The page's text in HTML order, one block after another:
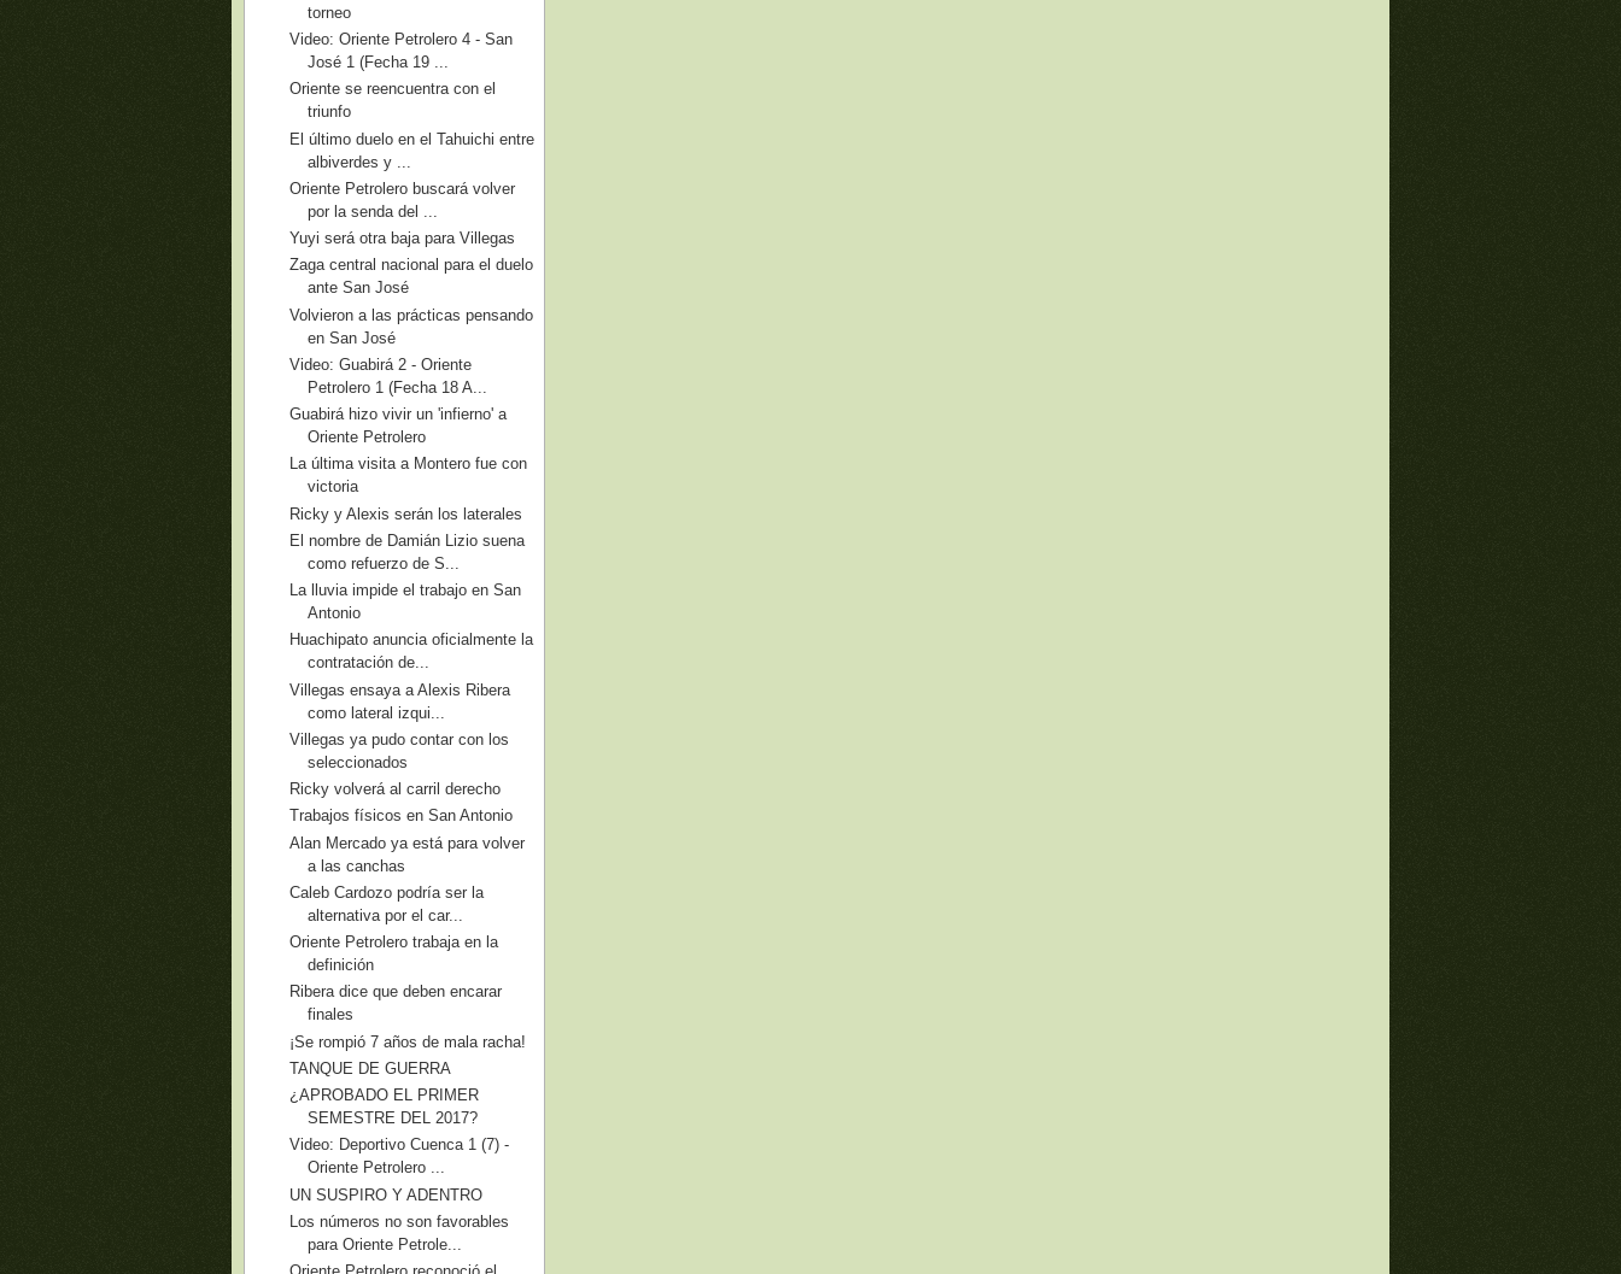
torneo
Video: Oriente Petrolero 4 - San
José 1 (Fecha 19 ...
Oriente se reencuentra con el
triunfo
El último duelo en el Tahuichi entre
albiverdes y ...
Oriente Petrolero buscará volver
por la senda del ...
Yuyi será otra baja para Villegas
Zaga central nacional para el duelo
ante San José
Volvieron a las prácticas pensando
en San José
Video: Guabirá 2 - Oriente
Petrolero 1 (Fecha 18 A...
Guabirá hizo vivir un 'infierno' a
Oriente Petrolero
La última visita a Montero fue con
victoria
Ricky y Alexis serán los laterales
El nombre de Damián Lizio suena
como refuerzo de S...
La lluvia impide el trabajo en San
Antonio
Huachipato anuncia oficialmente la
contratación de...
Villegas ensaya a Alexis Ribera
como lateral izqui...
Villegas ya pudo contar con los
seleccionados
Ricky volverá al carril derecho
Trabajos físicos en San Antonio
Alan Mercado ya está para volver
a las canchas
Caleb Cardozo podría ser la
alternativa por el car...
Oriente Petrolero trabaja en la
definición
Ribera dice que deben encarar
finales
¡Se rompió 7 años de mala racha!
TANQUE DE GUERRA
¿APROBADO EL PRIMER
SEMESTRE DEL 2017?
Video: Deportivo Cuenca 1 (7) -
Oriente Petrolero ...
UN SUSPIRO Y ADENTRO
Los números no son favorables
para Oriente Petrole...